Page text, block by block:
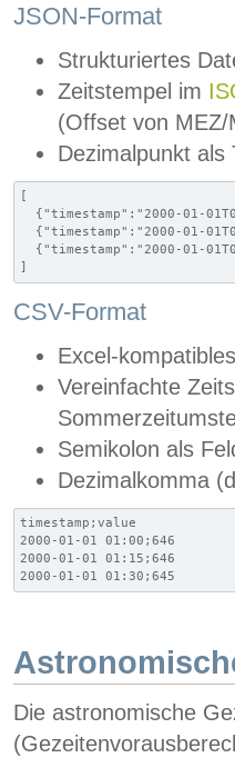
JSON-Format
Strukturiertes
Zeitstempel im
(Offset von MEZ/
Dezimalpunkt als
[
{"timestamp":"2000-01-
{"timestamp":"2000-01-
{"timestamp":"2000-01-
]
CSV-Format
Excel-
Vereinfachte
Semikolon als
Dezimalkomma
timestamp;value
2000-01-01 01:00;646
2000-01-01 01:15;646
2000-01-01 01:30;645
Die astronomische